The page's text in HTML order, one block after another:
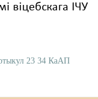
віцебскага ІЧУ
23 34 КаАП